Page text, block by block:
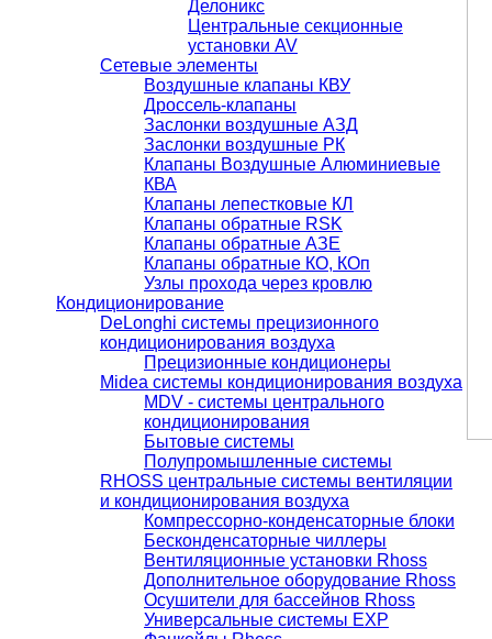
Делоникс
Центральные секционные
установки AV
Сетевые элементы
Воздушные клапаны КВУ
Дроссель-клапаны
Заслонки воздушные АЗД
Заслонки воздушные РК
Клапаны Воздушные Алюминиевые
КВА
Клапаны лепестковые КЛ
Клапаны обратные RSK
Клапаны обратные АЗЕ
Клапаны обратные КО, КОп
Узлы прохода через кровлю
Кондиционирование
DeLonghi системы прецизионного
кондиционирования воздуха
Прецизионные кондиционеры
Midea системы кондиционирования воздуха
MDV - системы центрального
кондиционирования
Бытовые системы
Полупромышленные системы
RHOSS центральные системы вентиляции
и кондиционирования воздуха
Компрессорно-конденсаторные блоки
Бесконденсаторные чиллеры
Вентиляционные установки Rhoss
Дополнительное оборудование Rhoss
Осушители для бассейнов Rhoss
Универсальные системы EXP